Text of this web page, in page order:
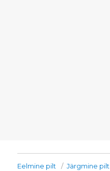
Eelmine pilt Järgmine pilt